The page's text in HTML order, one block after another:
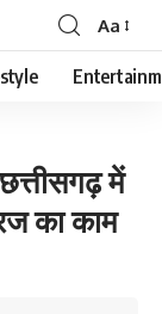
Font
Resizer
Aa
में
का काम